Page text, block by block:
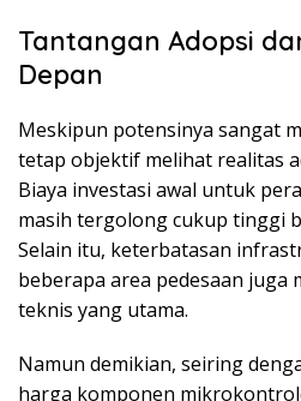
Tantangan Adopsi
Depan
Meskipun potensinya sangat
tetap objektif melihat realitas
Biaya investasi awal untuk
masih tergolong cukup tinggi
Selain itu, keterbatasan
beberapa area pedesaan juga
teknis yang utama.
Namun demikian, seiring
harga komponen